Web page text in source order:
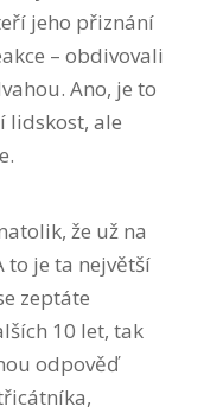
jeho přiznání
– obdivovali
Ano, je to
lidskost, ale
že už na
to je ta největší
zeptáte
10 let, tak
odpověď